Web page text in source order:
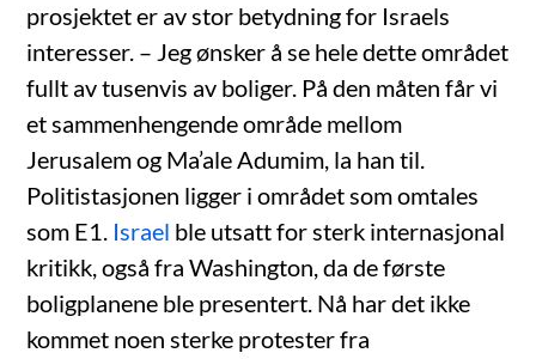
prosjektet er av stor betydning for Israels
interesser. – Jeg ønsker å se hele dette området
fullt av tusenvis av boliger. På den måten får vi
et sammenhengende område mellom
Jerusalem og Ma’ale Adumim, la han til.
Politistasjonen ligger i området som omtales
som E1. Israel ble utsatt for sterk internasjonal
kritikk, også fra Washington, da de første
boligplanene ble presentert. Nå har det ikke
kommet noen sterke protester fra